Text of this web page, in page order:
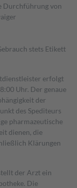
Durchführung von
stets Etikett
erfolgt
Uhr. Der genaue
der
des Spediteurs
pharmazeutische
dienen, die
Klärungen
der Arzt ein
Die